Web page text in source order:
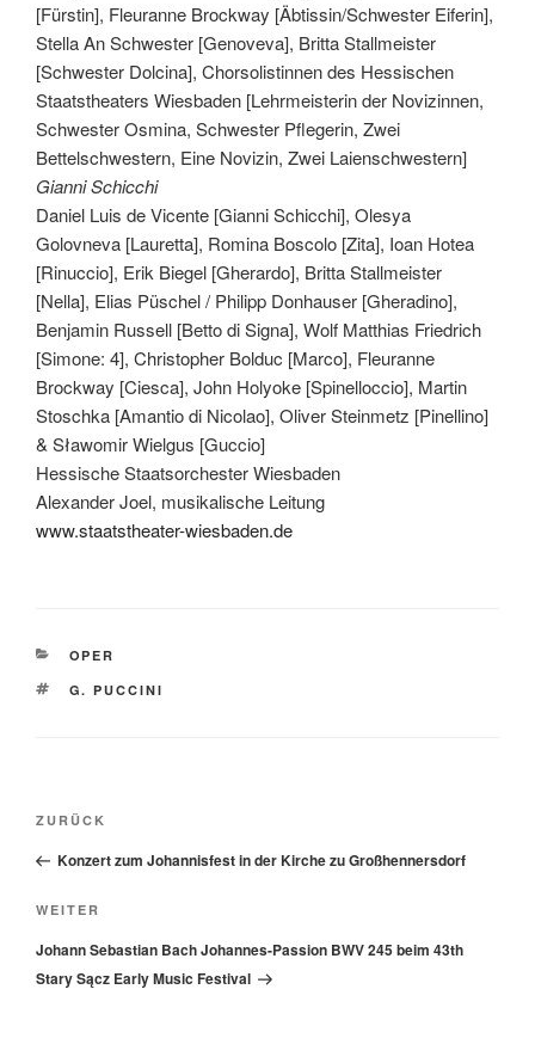
[Fürstin], Fleuranne Brockway [Äbtissin/Schwester Eiferin],
Stella An Schwester [Genoveva], Britta Stallmeister
[Schwester Dolcina], Chorsolistinnen des Hessischen
Staatstheaters Wiesbaden [Lehrmeisterin der Novizinnen,
Schwester Osmina, Schwester Pflegerin, Zwei
Bettelschwestern, Eine Novizin, Zwei Laienschwestern]
Gianni Schicchi
Daniel Luis de Vicente [Gianni Schicchi], Olesya
Golovneva [Lauretta], Romina Boscolo [Zita], Ioan Hotea
[Rinuccio], Erik Biegel [Gherardo], Britta Stallmeister
[Nella], Elias Püschel / Philipp Donhauser [Gheradino],
Benjamin Russell [Betto di Signa], Wolf Matthias Friedrich
[Simone: 4], Christopher Bolduc [Marco], Fleuranne
Brockway [Ciesca], John Holyoke [Spinelloccio], Martin
Stoschka [Amantio di Nicolao], Oliver Steinmetz [Pinellino]
& Sławomir Wielgus [Guccio]
Hessische Staatsorchester Wiesbaden
Alexander Joel, musikalische Leitung
www.staatstheater-wiesbaden.de
KATEGORIEN
OPER
SCHLAGWÖRTER
G. PUCCINI
Beitragsnavigation
Vorheriger
Beitrag
ZURÜCK
Konzert zum Johannisfest in der Kirche zu Großhennersdorf
Nächster
Beitrag
WEITER
Johann Sebastian Bach Johannes-Passion BWV 245 beim 43th
Stary Sącz Early Music Festival